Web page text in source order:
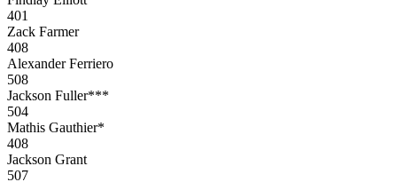
401
Zack Farmer
408
Alexander Ferriero
508
Jackson Fuller***
504
Mathis Gauthier*
408
Jackson Grant
507